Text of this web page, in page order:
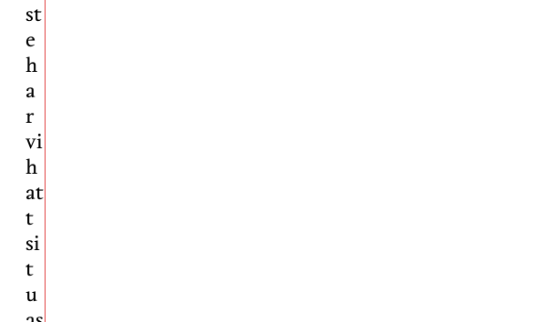
st
e
h
a
r
vi
h
at
t
si
t
u